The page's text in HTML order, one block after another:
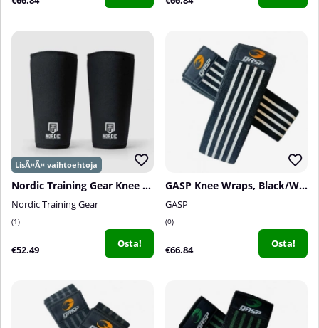
Nordic Training Gear Knee Sleeves, 7 mm
Nordic Training Gear
1
€52.49 Osta!
GASP Knee Wraps, Black/White
GASP
0
€66.84 Osta!